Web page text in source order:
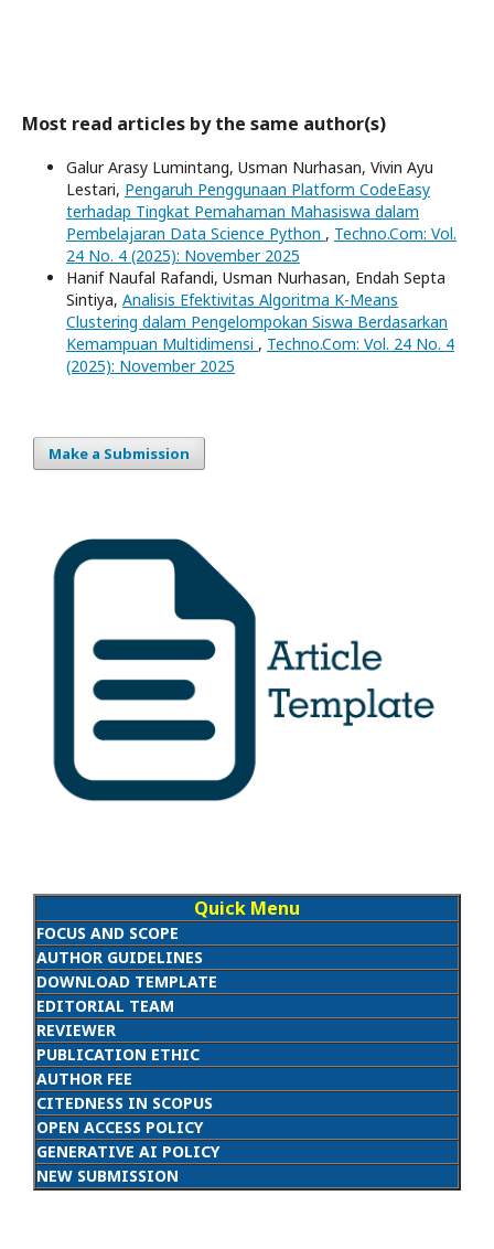
Most read articles by the same author(s)
Galur Arasy Lumintang, Usman Nurhasan, Vivin Ayu
Lestari, Pengaruh Penggunaan Platform CodeEasy
terhadap Tingkat Pemahaman Mahasiswa dalam
Pembelajaran Data Science Python , Techno.Com: Vol.
24 No. 4 (2025): November 2025
Hanif Naufal Rafandi, Usman Nurhasan, Endah Septa
Sintiya, Analisis Efektivitas Algoritma K-Means
Clustering dalam Pengelompokan Siswa Berdasarkan
Kemampuan Multidimensi , Techno.Com: Vol. 24 No. 4
(2025): November 2025
Make a Submission
Quick Menu
FOCUS AND SCOPE
AUTHOR GUIDELINES
DOWNLOAD TEMPLATE
EDITORIAL TEAM
REVIEWER
PUBLICATION ETHIC
AUTHOR FEE
CITEDNESS IN SCOPUS
OPEN ACCESS POLICY
GENERATIVE AI POLICY
NEW SUBMISSION